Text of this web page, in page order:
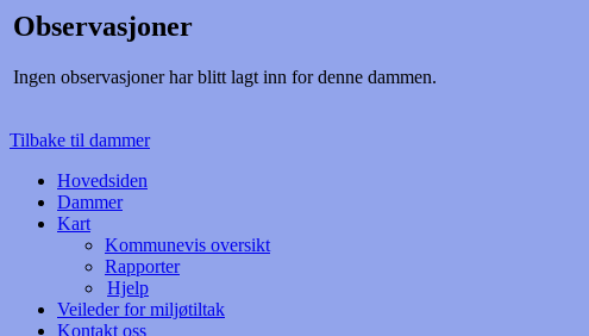
Observasjoner
Ingen observasjoner har blitt lagt inn for denne dammen.
Tilbake til dammer
Hovedsiden
Dammer
Kart
Kommunevis oversikt
Rapporter
Hjelp
Veileder for miljøtiltak
Kontakt oss